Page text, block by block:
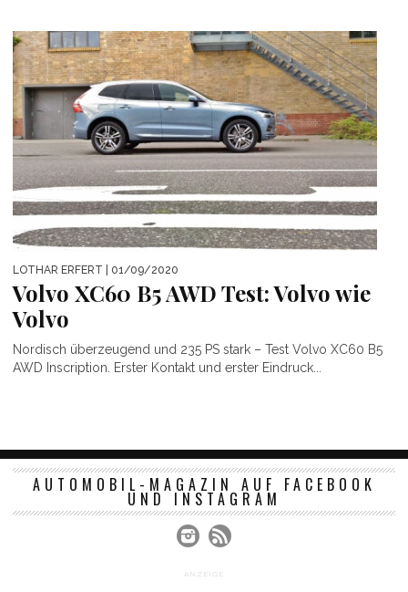
LOTHAR ERFERT | 01/09/2020
Volvo XC60 B5 AWD Test: Volvo wie
Volvo
Nordisch überzeugend und 235 PS stark – Test Volvo XC60 B5
AWD Inscription. Erster Kontakt und erster Eindruck...
AUTOMOBIL-MAGAZIN AUF FACEBOOK
UND INSTAGRAM
ANZEIGE